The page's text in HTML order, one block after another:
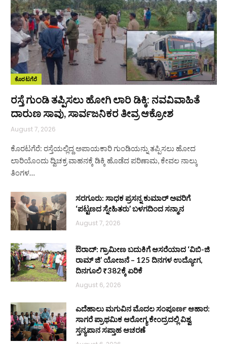
ಕೊರಟಗೆರೆ
ರಸ್ತೆ ಗುಂಡಿ ತಪ್ಪಿಸಲು ಹೋಗಿ ಲಾರಿ ಡಿಕ್ಕಿ: ನವವಿವಾಹಿತೆ
ದಾರುಣ ಸಾವು, ಸಾರ್ವಜನಿಕರ ತೀವ್ರ ಆಕ್ರೋಶ
August 7, 2026
ಕೊರಟಗೆರೆ: ರಸ್ತೆಯಲ್ಲಿದ್ದ ಅಪಾಯಕಾರಿ ಗುಂಡಿಯನ್ನು ತಪ್ಪಿಸಲು ಹೋದ
ಲಾರಿಯೊಂದು ದ್ವಿಚಕ್ರ ವಾಹನಕ್ಕೆ ಡಿಕ್ಕಿ ಹೊಡೆದ ಪರಿಣಾಮ, ಕೇವಲ ನಾಲ್ಕು
ತಿಂಗಳ…
ಸರಗೂರು: ಸಾಧಕ ಪ್ರಸನ್ನ ಕುಮಾರ್ ಅವರಿಗೆ
‘ಪಟ್ಟಣದ ಸ್ನೇಹಿತರು’ ಬಳಗದಿಂದ ಸನ್ಮಾನ
August 7, 2026
ಔರಾದ್: ಗ್ರಾಮೀಣ ಬದುಕಿಗೆ ಆಸರೆಯಾದ ‘ವಿಬಿ-ಜಿ
ರಾಮ್ ಜಿ’ ಯೋಜನೆ – 125 ದಿನಗಳ ಉದ್ಯೋಗ,
ದಿನಗೂಲಿ ₹382ಕ್ಕೆ ಏರಿಕೆ
August 6, 2026
ಎದೆಹಾಲು ಮಗುವಿನ ಮೊದಲ ಸಂಪೂರ್ಣ ಆಹಾರ:
ಸಾಗರೆ ಪ್ರಾಥಮಿಕ ಆರೋಗ್ಯ ಕೇಂದ್ರದಲ್ಲಿ ವಿಶ್ವ
ಸ್ತನ್ಯಪಾನ ಸಪ್ತಾಹ ಆಚರಣೆ